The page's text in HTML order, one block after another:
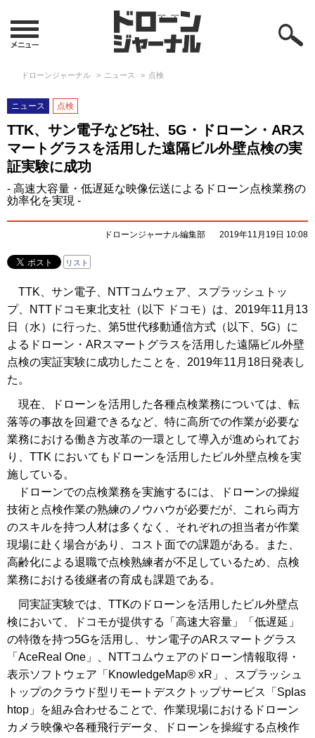
ドローンジャーナル ニュース 点検
ニュース 点検
TTK、サン電子など5社、5G・ドローン・ARス
マートグラスを活用した遠隔ビル外壁点検の実
証実験に成功
- 高速大容量・低遅延な映像伝送によるドローン点検業務の
効率化を実現 -
ドローンジャーナル編集部 2019年11月19日 10:08
リスト
TTK、サン電子、NTTコムウェア、スプラッシュトッ
プ、NTTドコモ東北支社（以下 ドコモ）は、2019年11月13
日（水）に行った、第5世代移動通信方式（以下、5G）に
よるドローン・ARスマートグラスを活用した遠隔ビル外壁
点検の実証実験に成功したことを、2019年11月18日発表し
た。
現在、ドローンを活用した各種点検業務については、転
落等の事故を回避できるなど、特に高所での作業が必要な
業務における働き方改革の一環として導入が進められてお
り、TTK においてもドローンを活用したビル外壁点検を実
施している。
ドローンでの点検業務を実施するには、ドローンの操縦
技術と点検作業の熟練のノウハウが必要だが、これら両方
のスキルを持つ人材は多くなく、それぞれの担当者が作業
現場に赴く場合があり、コスト面での課題がある。また、
高齢化による退職で点検熟練者が不足しているため、点検
業務における後継者の育成も課題である。
同実証実験では、TTKのドローンを活用したビル外壁点
検において、ドコモが提供する「高速大容量」「低遅延」
の特徴を持つ5Gを活用し、サン電子のARスマートグラス
「AceReal One」、NTTコムウェアのドローン情報取得・
表示ソフトウェア「KnowledgeMap® xR」、スプラッシュ
トップのクラウド型リモートデスクトップサービス「Splas
htop」を組み合わせることで、作業現場におけるドローン
カメラ映像や各種飛行データ、ドローンを操縦する点検作